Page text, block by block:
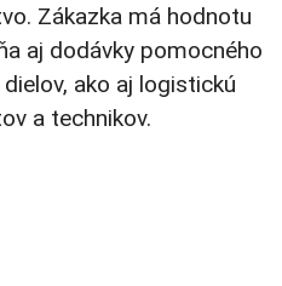
Zákazka má hodnotu
aj dodávky pomocného
ako aj logistickú
a technikov.